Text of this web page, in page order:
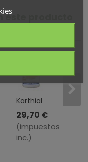
este producto
Karthial
Complex
· Bilema
· 90
Cápsulas
29,70 €
(impuestos
inc.)